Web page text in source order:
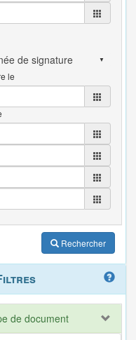
le
Rechercher
de document